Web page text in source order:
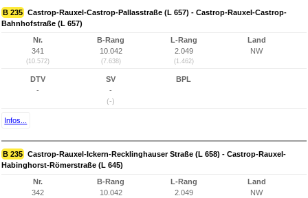
B 235 Castrop-Rauxel-Castrop-Pallasstraße (L 657) - Castrop-Rauxel-Castrop-
Bahnhofstraße (L 657)
Nr.
341
(10.572)
B-Rang
10.042
(7.638)
L-Rang
2.049
(1.462)
Land
NW
DTV
-
SV
-
(-)
BPL
Infos...
B 235 Castrop-Rauxel-Ickern-Recklinghauser Straße (L 658) - Castrop-Rauxel-
Habinghorst-Römerstraße (L 645)
Nr.
342
B-Rang
10.042
L-Rang
2.049
Land
NW